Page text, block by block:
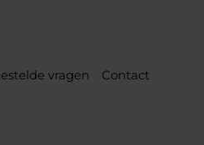
vragen Contact